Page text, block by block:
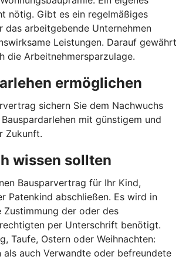
nötig. Gibt es ein regelmäßiges
das arbeitgebende Unternehmen
Leistungen. Darauf gewährt
die Arbeitnehmer­spar­zulage.
ermöglichen
sichern Sie dem Nachwuchs
mit günstigem und
Zukunft.
wissen sollten
Bausparvertrag für Ihr Kind,
Patenkind abschließen. Es wird in
Zustimmung der oder des
per Unterschrift benötigt.
Taufe, Ostern oder Weihnachten:
als auch Verwandte oder befreundete